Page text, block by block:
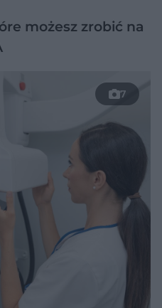
możesz zrobić na
7